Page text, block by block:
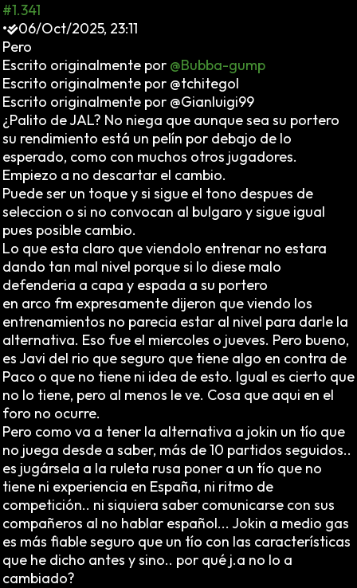
#1.341
•
06/Oct/2025, 23:11
Pero
Escrito originalmente por @Bubba-gump
Escrito originalmente por @tchitegol
Escrito originalmente por @Gianluigi99
¿Palito de JAL? No niega que aunque sea su portero
su rendimiento está un pelín por debajo de lo
esperado, como con muchos otros jugadores.
Empiezo a no descartar el cambio.
Puede ser un toque y si sigue el tono despues de
seleccion o si no convocan al bulgaro y sigue igual
pues posible cambio.
Lo que esta claro que viendolo entrenar no estara
dando tan mal nivel porque si lo diese malo
defenderia a capa y espada a su portero
en arco fm expresamente dijeron que viendo los
entrenamientos no parecia estar al nivel para darle la
alternativa. Eso fue el miercoles o jueves. Pero bueno,
es Javi del rio que seguro que tiene algo en contra de
Paco o que no tiene ni idea de esto. Igual es cierto que
no lo tiene, pero al menos le ve. Cosa que aqui en el
foro no ocurre.
Pero como va a tener la alternativa a jokin un tío que
no juega desde a saber, más de 10 partidos seguidos..
es jugársela a la ruleta rusa poner a un tío que no
tiene ni experiencia en España, ni ritmo de
competición.. ni siquiera saber comunicarse con sus
compañeros al no hablar español... Jokin a medio gas
es más fiable seguro que un tío con las características
que he dicho antes y sino.. por qué j.a no lo a
cambiado?